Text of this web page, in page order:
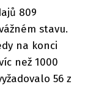
809
stavu.
na konci
než 1000
56 z